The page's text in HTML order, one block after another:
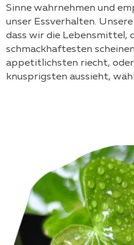
Sinne wahrnehmen und
unser Essverhalten.
dass wir die Lebensmittel,
schmackhaftesten
appetitlichsten riecht, oder
knusprigsten aussieht,